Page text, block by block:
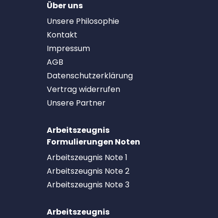
Über uns
Unsere Philosophie
Kontakt
Impressum
AGB
Datenschutzerklärung
Vertrag widerrufen
Unsere Partner
Arbeitszeugnis
Formulierungen Noten
Arbeitszeugnis Note 1
Arbeitszeugnis Note 2
Arbeitszeugnis Note 3
Arbeitszeugnis